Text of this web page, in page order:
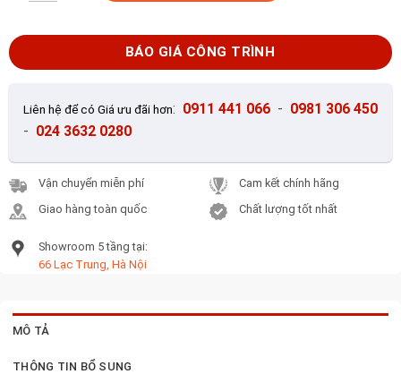
BÁO GIÁ CÔNG TRÌNH
Liên hệ để có Giá ưu đãi hơn: 0911 441 066 - 0981 306 450
- 024 3632 0280
Vận chuyển miễn phí
Giao hàng toàn quốc
Cam kết chính hãng
Chất lượng tốt nhất
Showroom 5 tầng tại:
66 Lạc Trung, Hà Nội
MÔ TẢ
THÔNG TIN BỔ SUNG